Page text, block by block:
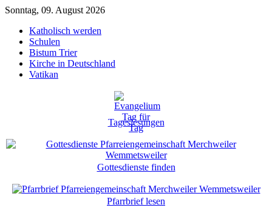
Sonntag, 09. August 2026
Katholisch werden
Schulen
Bistum Trier
Kirche in Deutschland
Vatikan
Tageslesungen
Gottesdienste finden
Pfarrbrief lesen